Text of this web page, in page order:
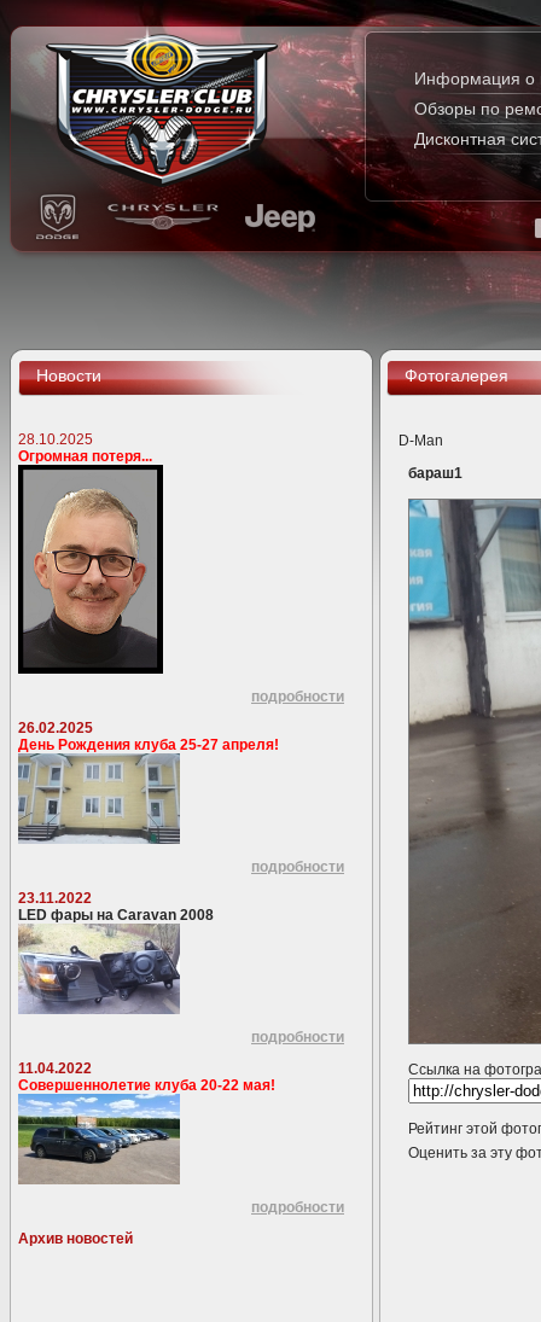
Информация о
Обзоры по
Дисконтная
Новости
28.10.2025
Огромная потеря...
подробности
26.02.2025
День Рождения клуба 25-27 апреля!
подробности
23.11.2022
LED фары на Caravan 2008
подробности
11.04.2022
Совершеннолетие клуба 20-22 мая!
подробности
Архив новостей
Фотогалерея
D-Man
бараш1
Ссылка на
Рейтинг этой
Оценить за эту